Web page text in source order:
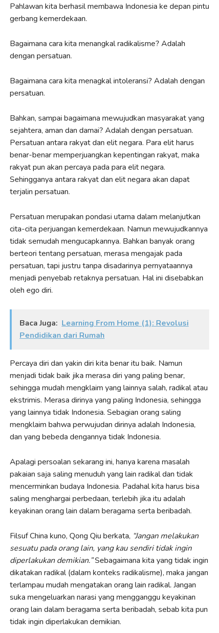
Pahlawan kita berhasil membawa Indonesia ke depan pintu
gerbang kemerdekaan.
Bagaimana cara kita menangkal radikalisme? Adalah
dengan persatuan.
Bagaimana cara kita menagkal intoleransi? Adalah dengan
persatuan.
Bahkan, sampai bagaimana mewujudkan masyarakat yang
sejahtera, aman dan damai? Adalah dengan persatuan.
Persatuan antara rakyat dan elit negara. Para elit harus
benar-benar memperjuangkan kepentingan rakyat, maka
rakyat pun akan percaya pada para elit negara.
Sehingganya antara rakyat dan elit negara akan dapat
terjalin persatuan.
Persatuan merupakan pondasi utama dalam melanjutkan
cita-cita perjuangan kemerdekaan. Namun mewujudkannya
tidak semudah mengucapkannya. Bahkan banyak orang
berteori tentang persatuan, merasa mengajak pada
persatuan, tapi justru tanpa disadarinya pernyataannya
menjadi penyebab retaknya persatuan. Hal ini disebabkan
oleh ego diri.
Baca Juga: Learning From Home (1): Revolusi
Pendidikan dari Rumah
Percaya diri dan yakin diri kita benar itu baik. Namun
menjadi tidak baik jika merasa diri yang paling benar,
sehingga mudah mengklaim yang lainnya salah, radikal atau
ekstrimis. Merasa dirinya yang paling Indonesia, sehingga
yang lainnya tidak Indonesia. Sebagian orang saling
mengklaim bahwa perwujudan dirinya adalah Indonesia,
dan yang bebeda dengannya tidak Indonesia.
Apalagi persoalan sekarang ini, hanya karena masalah
pakaian saja saling menuduh yang lain radikal dan tidak
mencerminkan budaya Indonesia. Padahal kita harus bisa
saling menghargai perbedaan, terlebih jika itu adalah
keyakinan orang lain dalam beragama serta beribadah.
Filsuf China kuno, Qong Qiu berkata, “Jangan melakukan
sesuatu pada orang lain, yang kau sendiri tidak ingin
diperlakukan demikian.”Sebagaimana kita yang tidak ingin
dikatakan radikal (dalam konteks radikalisme), maka jangan
terlampau mudah mengatakan orang lain radikal. Jangan
suka mengeluarkan narasi yang mengganggu keyakinan
orang lain dalam beragama serta beribadah, sebab kita pun
tidak ingin diperlakukan demikian.